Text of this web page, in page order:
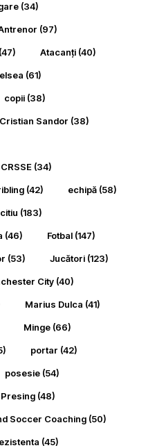
(34)
(97)
(47) Atacanți (40)
(61)
copii (38)
Cristian Sandor (38)
(34)
(42) echipă (58)
(183)
(46) Fotbal (147)
(53) Jucători (123)
City (40)
Marius Dulca (41)
Minge (66)
portar (42)
posesie (54)
Presing (48)
Soccer Coaching (50)
(45)